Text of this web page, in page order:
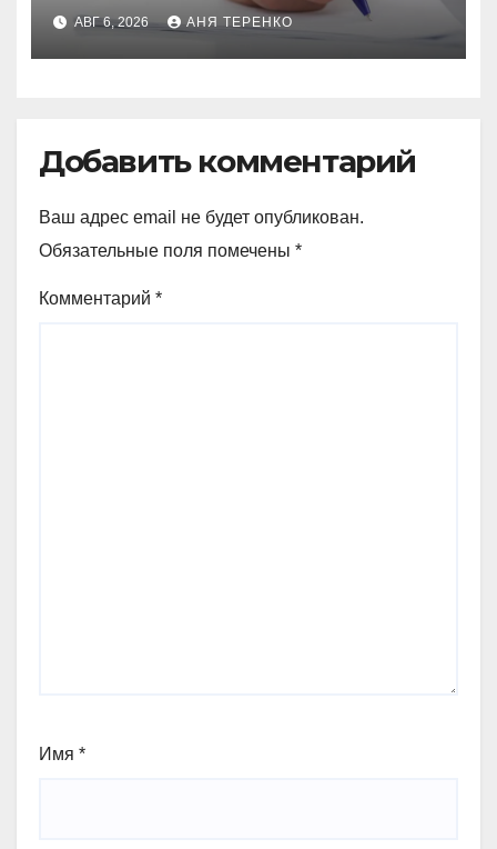
АВГ 6, 2026 АНЯ ТЕРЕНКО
Добавить комментарий
Ваш адрес email не будет опубликован.
Обязательные поля помечены *
Комментарий *
Имя *